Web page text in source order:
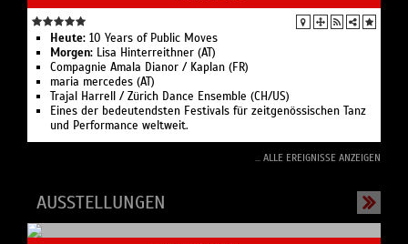
Heute: 10 Years of Public Moves
Morgen: Lisa Hinterreithner (AT)
Compagnie Amala Dianor / Kaplan (FR)
maria mercedes (AT)
Trajal Harrell / Zürich Dance Ensemble (CH/US)
Eines der bedeutendsten Festivals für zeitgenössischen Tanz
und Performance weltweit.
... ALLE EREIGNISSE ANZEIGEN
AUSSTELLUNGEN